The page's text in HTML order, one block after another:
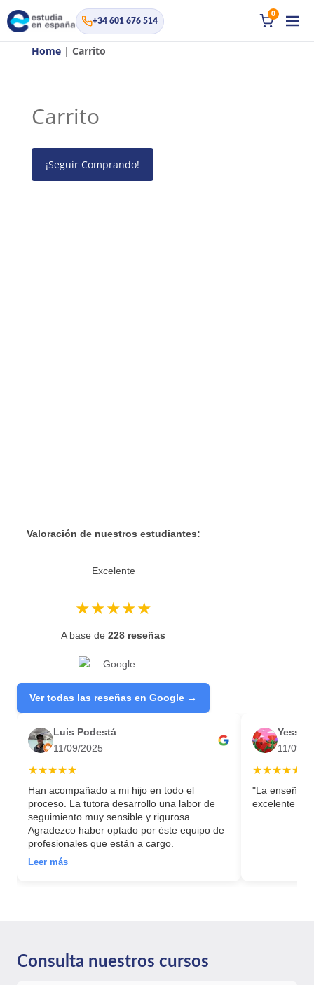
+34 601 676 514
0
Home| Carrito
Carrito
¡Seguir Comprando!
Reseñas de Google
Valoración de nuestros estudiantes:
Excelente
★★★★★
A base de 228 reseñas
Ver todas las reseñas en Google →
Luis Podestá
11/09/2025
★★★★★
Han acompañado a mi hijo en todo el
proceso. La tutora desarrollo una labor de
seguimiento muy sensible y rigurosa.
Agradezco haber optado por éste equipo de
profesionales que están a cargo.
Leer más
Yess
11/09/
★★★★★
"La
excelente
Consulta nuestros cursos